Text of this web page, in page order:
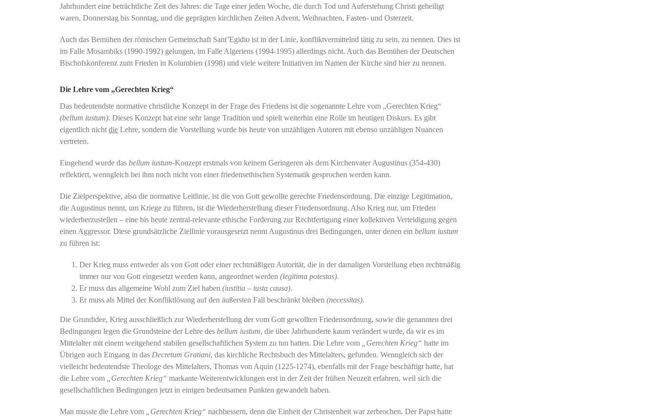
Jahrhundert eine beträchtliche Zeit des Jahres: die Tage einer jeden Woche, die durch Tod und Auferstehung Christi geheiligt
waren, Donnerstag bis Sonntag, und die geprägten kirchlichen Zeiten Advent, Weihnachten, Fasten- und Osterzeit.
Auch das Bemühen der römischen Gemeinschaft Sant’Egidio ist in der Linie, konfliktvermittelnd tätig zu sein, zu nennen. Dies ist
im Falle Mosambiks (1990-1992) gelungen, im Falle Algeriens (1994-1995) allerdings nicht. Auch das Bemühen der Deutschen
Bischofskonferenz zum Frieden in Kolumbien (1998) und viele weitere Initiativen im Namen der Kirche sind hier zu nennen.
Die Lehre vom „Gerechten Krieg“
Das bedeutendste normative christliche Konzept in der Frage des Friedens ist die sogenannte Lehre vom „Gerechten Krieg“
(bellum iustum). Dieses Konzept hat eine sehr lange Tradition und spielt weiterhin eine Rolle im heutigen Diskurs. Es gibt
eigentlich nicht dieLehre, sondern die Vorstellung wurde bis heute von unzähligen Autoren mit ebenso unzähligen Nuancen
vertreten.
Eingehend wurde das bellum iustum-Konzept erstmals von keinem Geringeren als dem Kirchenvater Augustinus (354-430)
reflektiert, wenngleich bei ihm noch nicht von einer friedensethischen Systematik gesprochen werden kann.
Die Zielperspektive, also die normative Leitlinie, ist die von Gott gewollte gerechte Friedensordnung. Die einzige Legitimation,
die Augustinus nennt, um Kriege zu führen, ist die Wiederherstellung dieser Friedensordnung. Also Krieg nur, um Frieden
wiederherzustellen – eine bis heute zentral-relevante ethische Forderung zur Rechtfertigung einer kollektiven Verteidigung gegen
einen Aggressor. Diese grundsätzliche Ziellinie vorausgesetzt nennt Augustinus drei Bedingungen, unter denen ein bellum iustum
zu führen ist:
Der Krieg muss entweder als von Gott oder einer rechtmäßigen Autorität, die in der damaligen Vorstellung eben rechtmäßig
immer nur von Gott eingesetzt werden kann, angeordnet werden (legitima potestas).
Er muss das allgemeine Wohl zum Ziel haben (iustitia – iusta causa).
Er muss als Mittel der Konfliktlösung auf den äußersten Fall beschränkt bleiben (necessitas).
Die Grundidee, Krieg ausschließlich zur Wiederherstellung der vom Gott gewollten Friedensordnung, sowie die genannten drei
Bedingungen legen die Grundsteine der Lehre des bellum iustum, die über Jahrhunderte kaum verändert wurde, da wir es im
Mittelalter mit einem weitgehend stabilen gesellschaftlichen System zu tun hatten. Die Lehre vom
„Gerechten Krieg“ hatte im
Übrigen auch Eingang in das Decretum Gratiani, das kirchliche Rechtsbuch des Mittelalters, gefunden. Wenngleich sich der
vielleicht bedeutendste Theologe des Mittelalters, Thomas von Aquin (1225-1274), ebenfalls mit der Frage beschäftigt hatte, hat
die Lehre vom
„Gerechten Krieg“ markante Weiterentwicklungen erst in der Zeit der frühen Neuzeit erfahren, weil sich die
gesellschaftlichen Bedingungen jetzt in einigen bedeutsamen Punkten gewandelt haben.
Man musste die Lehre vom „Gerechten Krieg“ nachbessern, denn die Einheit der Christenheit war zerbrochen. Der Papst hatte